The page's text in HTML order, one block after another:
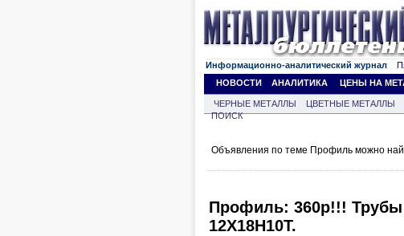
Информационно-аналитический журнал
НОВОСТИ
АНАЛИТИКА ЦЕНЫ НА
ЧЕРНЫЕ МЕТАЛЛЫ ЦВЕТНЫЕ МЕТАЛЛЫ
ПОИСК
Объявления по теме Профиль можно
Профиль: 360р!!! Трубы
12Х18Н10Т.